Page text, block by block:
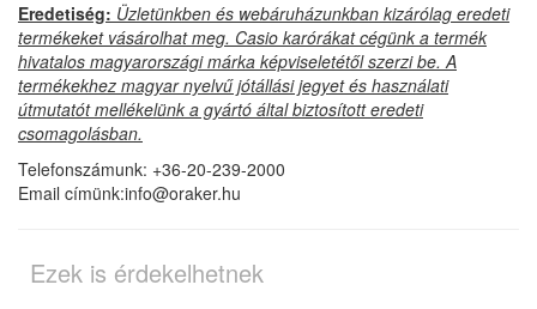
Eredetiség: Üzletünkben és webáruházunkban kizárólag eredeti
termékeket vásárolhat meg. Casio karórákat cégünk a termék
hivatalos magyarországi márka képviseletétől szerzi be. A
termékekhez magyar nyelvű jótállási jegyet és használati
útmutatót mellékelünk a gyártó által biztosított eredeti
csomagolásban.
Telefonszámunk: +36-20-239-2000
Email címünk:info@oraker.hu
Ezek is érdekelhetnek